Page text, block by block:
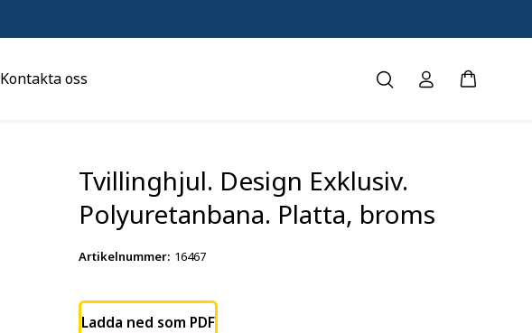
Kontakta oss
Tvillinghjul. Design Exklusiv.
Polyuretanbana. Platta, broms
Artikelnummer: 16467
Ladda ned som PDF